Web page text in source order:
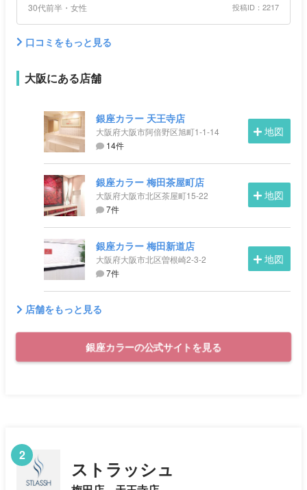
30代前半・女性 投稿ID：2217
口コミをもっと見る
大阪にある店舗
銀座カラー 天王寺店
大阪府大阪市阿倍野区旭町1-1-14
14件
地図
銀座カラー 梅田茶屋町店
大阪府大阪市北区茶屋町15-22
7件
地図
銀座カラー 梅田新道店
大阪府大阪市北区曽根崎2-3-2
7件
地図
店舗をもっと見る
銀座カラーの公式サイトを見る
2
ストラッシュ